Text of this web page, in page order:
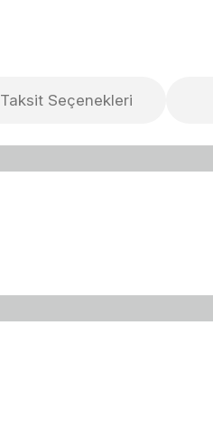
Taksit Seçenekleri